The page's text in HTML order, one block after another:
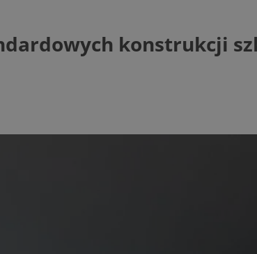
konstrukcji